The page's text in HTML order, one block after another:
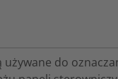
używane do